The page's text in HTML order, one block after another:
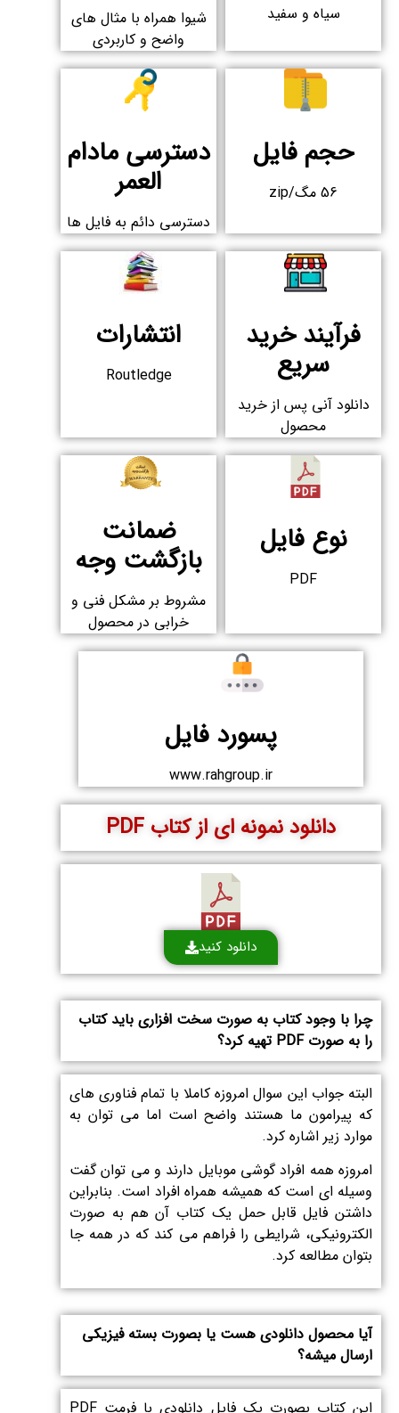
سیاه و سفید
شیوا همراه با مثال های
واضح و کاربردی
حجم فایل
56 مگ/zip
دسترسی مادام
العمر​
دسترسی دائم به فایل ها​
فرآیند خرید
سریع​
دانلود آنی پس از خرید
محصول​
انتشارات
Routledge
نوع فایل
PDF
ضمانت
بازگشت وجه
مشروط بر مشکل فنی و
خرابی در محصول
پسورد فایل
www.rahgroup.ir
دانلود نمونه ای از کتاب PDF
دانلود کنید
چرا با وجود کتاب به صورت سخت افزاری باید کتاب
را به صورت PDF تهیه کرد؟
البته جواب این سوال امروزه کاملا با تمام فناوری های
که پیرامون ما هستند واضح است اما می توان به
موارد زیر اشاره کرد.
امروزه همه افراد گوشی موبایل دارند و می توان گفت
وسیله ای است که همیشه همراه افراد است. بنابراین
داشتن فایل قابل حمل یک کتاب آن هم به صورت
الکترونیکی، شرایطی را فراهم می کند که در همه جا
بتوان مطالعه کرد.
آیا محصول دانلودی هست یا بصورت بسته فیزیکی
ارسال میشه؟
این کتاب بصورت یک فایل دانلودی با فرمت PDF